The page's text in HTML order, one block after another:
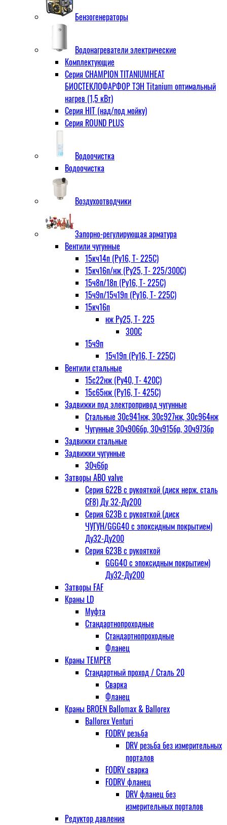
Бензогенераторы
Водонагреватели электрические
Комплектующие
Серия CHAMPION TITANIUMHEAT
БИОСТЕКЛОФАРФОР ТЭН Titanium оптимальный
нагрев (1,5 кВт)
Серия HIT (над/под мойку)
Серия ROUND PLUS
Водоочистка
Водоочистка
Воздухоотводчики
Запорно-регулирующая арматура
Вентили чугунные
15кч14п (Ру16, Т- 225С)
15кч16п/нж (Ру25, Т- 225/300С)
15ч8п/18п (Ру16, Т- 225С)
15ч9п/15ч19п (Ру16, Т- 225С)
15кч16п
нж Ру25, Т- 225
300С
15ч9п
15ч19п (Ру16, Т- 225С)
Вентили стальные
15с22нж (Ру40, Т- 420С)
15с65нж (Ру16, Т- 425С)
Задвижки под электропривод чугунные
Стальные 30с941нж, 30с927нж, 30с964нж
Чугунные 30ч906бр, 30ч915бр, 30ч973бр
Задвижки стальные
Задвижки чугунные
30ч6бр
Затворы ABO valve
Серия 622В с рукояткой (диск нерж. сталь
CF8) Ду 32-Ду200
Серия 623В с рукояткой (диск
ЧУГУН/GGG40 с эпоксидным покрытием)
Ду32-Ду200
Серия 623В с рукояткой
GGG40 с эпоксидным покрытием)
Ду32-Ду200
Затворы FAF
Краны LD
Муфта
Стандартнопроходные
Стандартнопроходные
Фланец
Краны TEMPER
Стандартный проход / Cталь 20
Сварка
Фланец
Краны BROEN Ballomax & Ballorex
Ballorex Venturi
FODRV резьба
DRV резьба без измерительных
порталов
FODRV сварка
FODRV фланец
DRV фланец без
измерительных порталов
Редуктор давления